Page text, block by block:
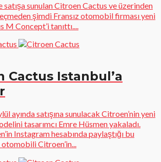
satışa sunulan Citroen Cactus ve üzerinden
şimdi Fransız otomobil firması yeni
M Concept’i tanıttı....
Cactus Istanbul’a
ayında satışına sunulacak Citroen’nin yeni
tasarımcı Emre Hüsmen yakaladı.
Instagram hesabında paylaştığı bu
Citroen’in...